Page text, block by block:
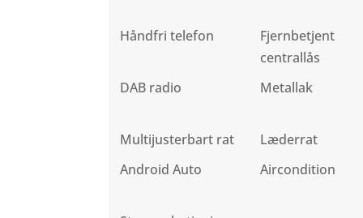
Håndfri telefon
Fjernbetjent
centrallås
DAB radio Metallak
Multijusterbart rat
Læderrat
Android Auto
Aircondition